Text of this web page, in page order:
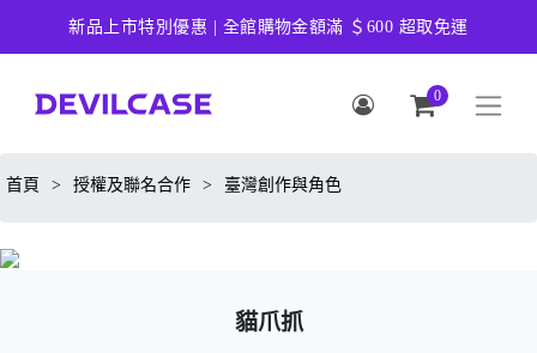
新品上市特別優惠 | 全館購物金額滿 ＄600 超取免運
0
首頁 > 授權及聯名合作 > 臺灣創作與角色
貓爪抓